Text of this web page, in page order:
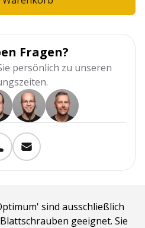
Fragen?
persönlich zu unseren
sind ausschließlich
geeignet. Sie